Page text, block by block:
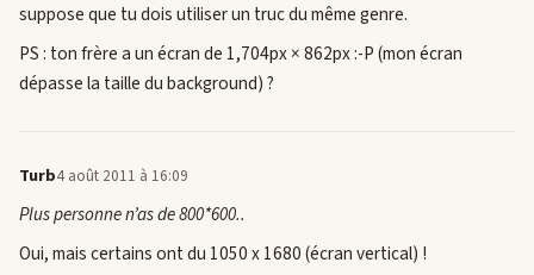
suppose que tu dois utiliser un truc du même genre.
PS : ton frère a un écran de 1,704px × 862px :-P (mon écran
dépasse la taille du background) ?
Turb4 août 2011 à 16:09
Plus personne n’as de 800*600..
Oui, mais certains ont du 1050 x 1680 (écran vertical) !